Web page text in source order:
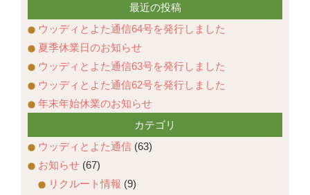
最近の投稿
ウッディとよた通信64号を発行しました
夏季休業日のお知らせ
ウッディとよた通信63号を発行しました
ウッディとよた通信62号を発行しました
年末年始休業のお知らせ
カテゴリ
ウッディとよた通信 (63)
お知らせ (67)
リクルート情報 (9)